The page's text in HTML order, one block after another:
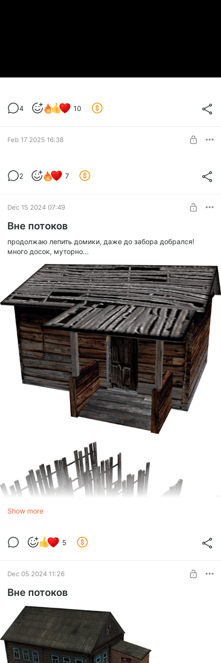
4 10
Feb 17 2025 16:38
2 7
Dec 15 2024 07:49
Вне потоков
продолжаю лепить домики, даже до забора добрался!
много досок, муторно...
Show more
5
Dec 05 2024 11:26
Вне потоков